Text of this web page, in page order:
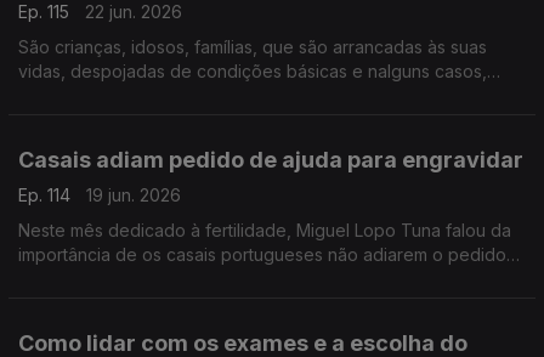
Ep. 115
22 jun. 2026
São crianças, idosos, famílias, que são arrancadas às suas
vidas, despojadas de condições básicas e nalguns casos,
Casais adiam pedido de ajuda para engravidar
Ep. 114
19 jun. 2026
Neste mês dedicado à fertilidade, Miguel Lopo Tuna falou da
importância de os casais portugueses não adiarem o pedido
Como lidar com os exames e a escolha do